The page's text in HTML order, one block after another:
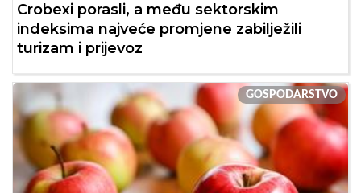
Crobexi porasli, a među sektorskim
indeksima najveće promjene zabilježili
turizam i prijevoz
GOSPODARSTVO